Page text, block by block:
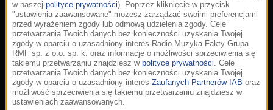
w naszej polityce prywatności). Poprzez kliknięcie w przycisk
"ustawienia zaawansowane" możesz zarządzać swoimi preferencjami
przed wyrażeniem zgody lub odmową udzielenia zgody. Cele
przetwarzania Twoich danych bez konieczności uzyskania Twojej
zgody w oparciu o uzasadniony interes Radio Muzyka Fakty Grupa
RMF sp. z o.o. sp. k. oraz informacje o możliwości sprzeciwienia się
takiemu przetwarzaniu znajdziesz w polityce prywatności. Cele
przetwarzania Twoich danych bez konieczności uzyskania Twojej
zgody w oparciu o uzasadniony interes Zaufanych Partnerów IAB oraz
możliwość sprzeciwienia się takiemu przetwarzaniu znajdziesz w
ustawieniach zaawansowanych.